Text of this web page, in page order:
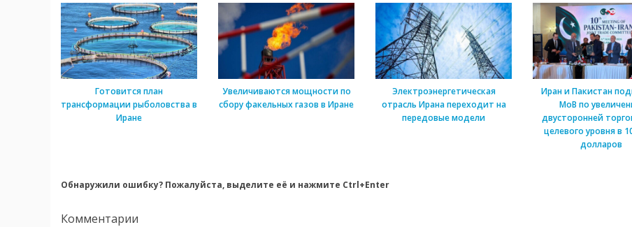
Готовится план
трансформации рыболовства в
Иране
Увеличиваются мощности по
сбору факельных газов в Иране
Электроэнергетическая
отрасль Ирана переходит на
передовые модели
Иран и Пакистан
МоВ по
двусторонней
целевого уровня в
долларов
Обнаружили ошибку? Пожалуйста, выделите её и нажмите Ctrl+Enter
Комментарии